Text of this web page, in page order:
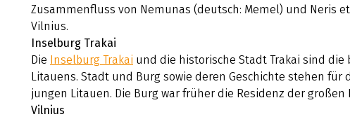
Zusammenfluss von Nemunas (deutsch: Memel) und Neris
Vilnius.
Inselburg Trakai
Die Inselburg Trakai und die historische Stadt Trakai sind
Litauens. Stadt und Burg sowie deren Geschichte stehen
jungen Litauen. Die Burg war früher die Residenz der großen
Vilnius